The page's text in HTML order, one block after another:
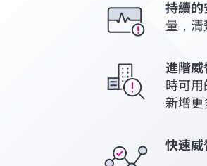
持續的
量，清
進階威
時可
新增更
快速威